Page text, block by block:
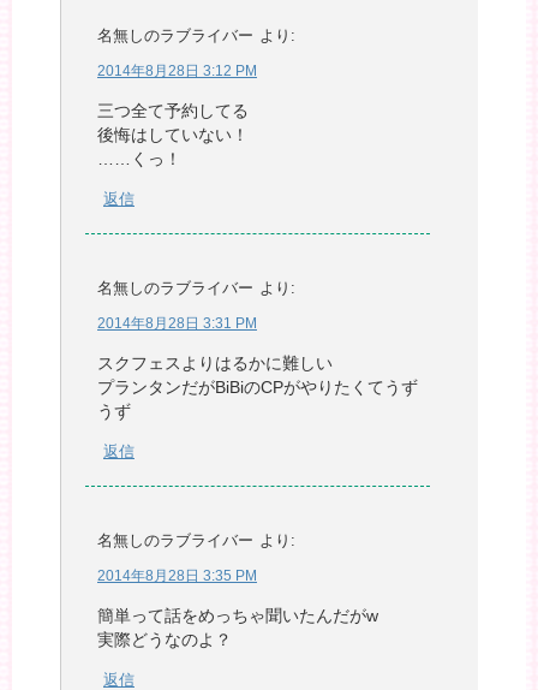
名無しのラブライバー より:
2014年8月28日 3:12 PM
三つ全て予約してる
後悔はしていない！
……くっ！
返信
名無しのラブライバー より:
2014年8月28日 3:31 PM
スクフェスよりはるかに難しい
プランタンだがBiBiのCPがやりたくてうず
うず
返信
名無しのラブライバー より:
2014年8月28日 3:35 PM
簡単って話をめっちゃ聞いたんだがw
実際どうなのよ？
返信